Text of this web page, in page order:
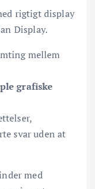
rigtigt display
Display.
mellem
grafiske
svar uden at
med